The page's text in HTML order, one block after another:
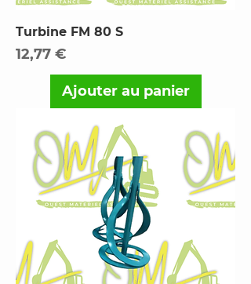
Turbine FM 80 S
Prix
12,77 €
Ajouter au panier